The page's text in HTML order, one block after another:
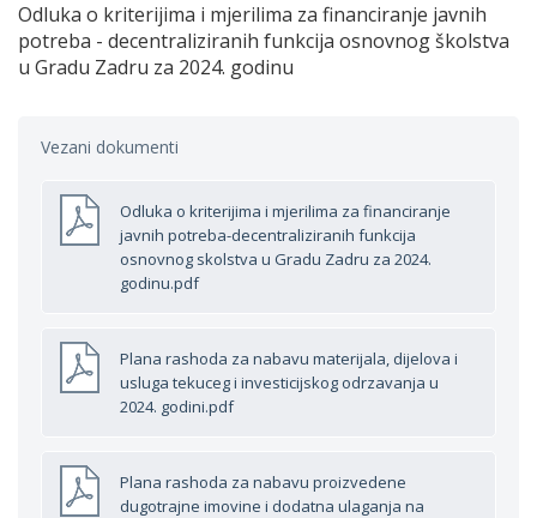
Odluka o kriterijima i mjerilima za financiranje javnih
potreba - decentraliziranih funkcija osnovnog školstva
u Gradu Zadru za 2024. godinu
Vezani dokumenti
Odluka o kriterijima i mjerilima za financiranje
javnih potreba-decentraliziranih funkcija
osnovnog skolstva u Gradu Zadru za 2024.
godinu.pdf
Plana rashoda za nabavu materijala, dijelova i
usluga tekuceg i investicijskog odrzavanja u
2024. godini.pdf
Plana rashoda za nabavu proizvedene
dugotrajne imovine i dodatna ulaganja na